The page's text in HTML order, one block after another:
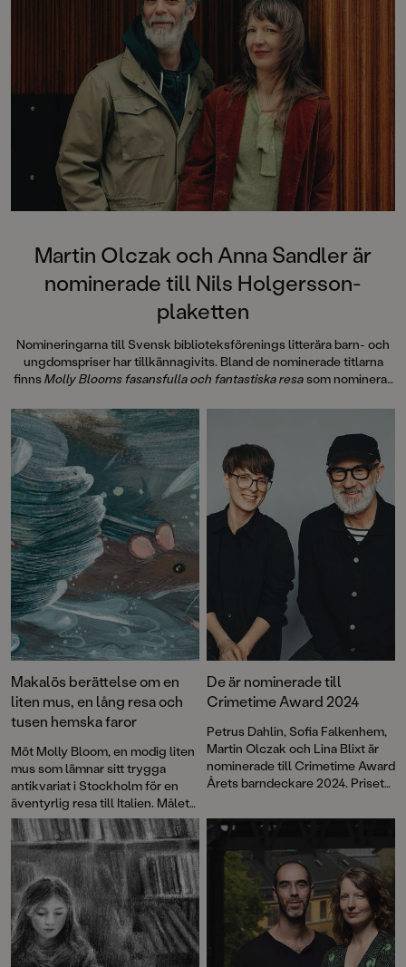
Martin Olczak och Anna Sandler är
nominerade till Nils Holgersson-
plaketten
Nomineringarna till Svensk biblioteksförenings litterära barn- och
ungdomspriser har tillkännagivits. Bland de nominerade titlarna
finnsMolly Blooms fasansfulla och fantastiska resasom nomineras
Makalös berättelse om en
liten mus, en lång resa och
tusen hemska faror
Möt Molly Bloom, en modig liten
mus som lämnar sitt trygga
antikvariat i Stockholm för en
äventyrlig resa till Italien. Målet?
Att återförenas med sin förlorade
vän, Anna Karenina. Med
fantastiska illustrationer och
oförglömliga karaktärer berättar
Martin Olczak och Anna Sandler
en säregen historia där den
minsta av hjältar övervinner de
största av hinder för att finna sin
vän.
De är nominerade till
Crimetime Award 2024
Petrus Dahlin, Sofia Falkenhem,
Martin Olczak och Lina Blixt är
nominerade till Crimetime Award
Årets barndeckare 2024. Priset
barnboksförfattare som skriver
deckare eller spänning för barn
6–12 år. Nu kan du vara med och
rösta!